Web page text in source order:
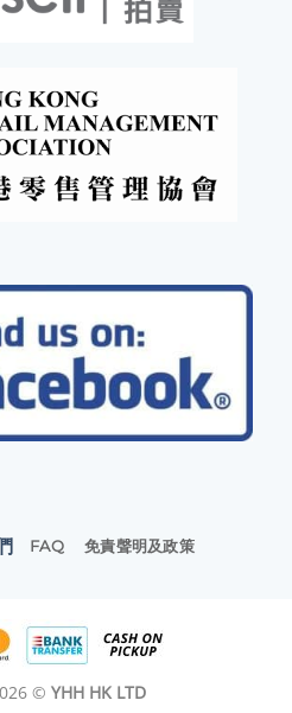
FAQ 免責聲明及政策
© YHH HK LTD